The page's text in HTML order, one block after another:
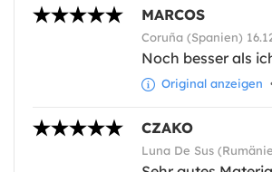
MARCOS
Coruña (Spanien)
Noch besser als
Original anzeigen
CZAKO
Luna De Sus